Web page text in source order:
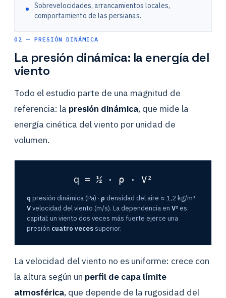
Sobrevelocidades, arrancamientos locales,
comportamiento de las persianas.
02 — PRESIÓN DINÁMICA
La presión dinámica: la energía del
viento
Todo el estudio parte de una magnitud de
referencia: la presión dinámica, que mide la
energía cinética del viento por unidad de
volumen.
q = ½ · ρ · V²
q presión dinámica (Pa) · ρ densidad del aire ≈ 1,2 kg/m³ ·
Vvelocidad del viento (m/s). La dependencia en V² es
capital: un viento dos veces más fuerte ejerce una
presión cuatro vecessuperior.
La velocidad del viento no es uniforme: crece con
la altura según un perfil de capa límite
atmosférica, que depende de la rugosidad del